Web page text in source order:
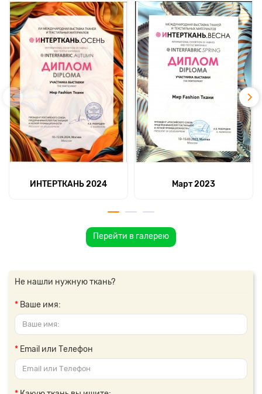
ИНТЕРТКАНЬ 2024 Март 2023
Перейти в галерею
Не нашли нужную ткань?
Ваше имя:
Email или Телефон